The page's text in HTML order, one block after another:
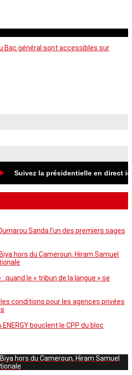
Bac général sont accessibles sur
Suivez la présidentielle en direct
Sanda l’un des premiers sages
hors du Cameroun, Hiram Samuel
quand le « tribun de la langue » se
les conditions pour les agences privées
ENERGY bouclent le CPP du bloc
hors du Cameroun, Hiram Samuel